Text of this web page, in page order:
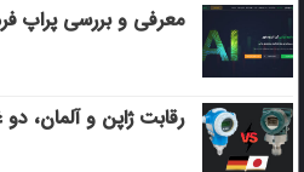
معرفی و بررسی پراپ فرم
رقابت ژاپن و آلمان،